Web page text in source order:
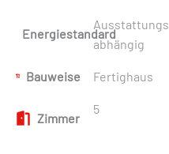
Energiestandard
Ausstattungs
abhängig
Bauweise Fertighaus
Zimmer
5